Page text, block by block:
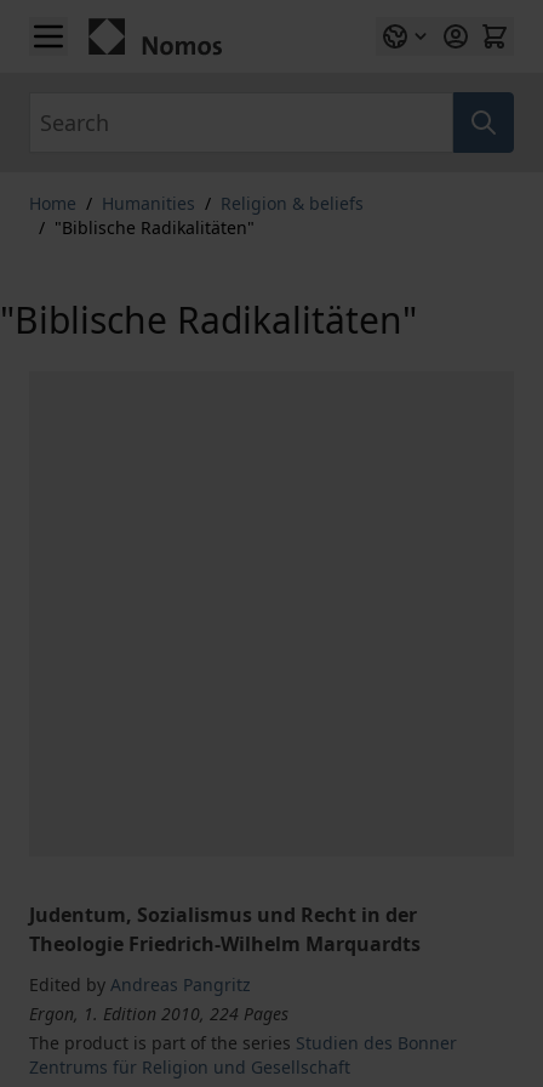
Skip to Content
Home / Humanities / Religion & beliefs
/ "Biblische Radikalitäten"
"Biblische Radikalitäten"
Judentum, Sozialismus und Recht in der
Theologie Friedrich-Wilhelm Marquardts
Edited by Andreas Pangritz
Ergon, 1. Edition 2010, 224 Pages
The product is part of the series Studien des Bonner
Zentrums für Religion und Gesellschaft